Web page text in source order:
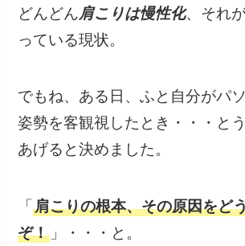
どんどん肩こりは慢性化、それ
っている現状。
でもね、ある日、ふと自分がパ
姿勢を客観視したとき・・・と
あげると決めました。
「肩こりの根本、その原因をど
ぞ！ 」・・・と。